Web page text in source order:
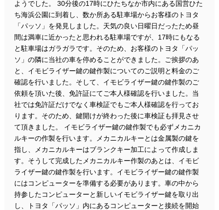
ようでした。 30分後の17時にひたちなか市内にある国営ひた
ち海浜公園に到着し、数か所ある駐車場からお客様のトヨタ
「パッソ」を発見しました。天気の良い日曜日だったため昼
間は満車に近かったと思われる駐車場ですが、17時にもなる
と駐車場はガラガラです。そのため、お客様のトヨタ「パッ
ソ」の隣に当社の車を停めることができました。ご挨拶のあ
と、イモビライザー鍵の鍵作製についてのご説明と料金のご
確認を行いました。そして、イモビライザー鍵の鍵作製のご
依頼を頂いた後、免許証にてご本人様確認を行いました。当
社では免許証だけでなく車検証でもご本人様確認を行ってお
ります。そのため、鍵開けが終わった後に車検証も拝見させ
て頂きました。 イモビライザー鍵の鍵作製でも必ずメカニカ
ルキーの作製を行います。メカニカルキーとは金属製の鍵を
指し、メカニカルキーはブランクキー加工によって作成しま
す。そうして完成したメカニカルキー作製のあとは、イモビ
ライザー鍵の鍵作製を行います。イモビライザー鍵の鍵作製
にはコンピューターを準備する必要があります。車の中から
持参したコンピューターと新しいイモビライザー鍵を取り出
し、トヨタ「パッソ」内にあるコンピューターと接続を開始